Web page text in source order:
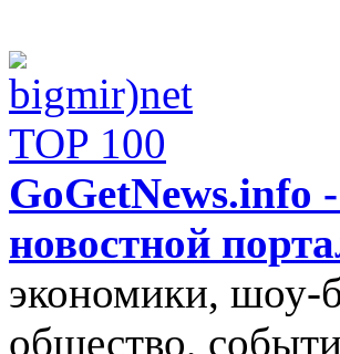
GoGetNews.info
новостной
экономики, шоу-
общество,